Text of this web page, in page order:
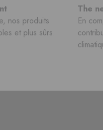
nos produits
et plus sûrs.
The
En